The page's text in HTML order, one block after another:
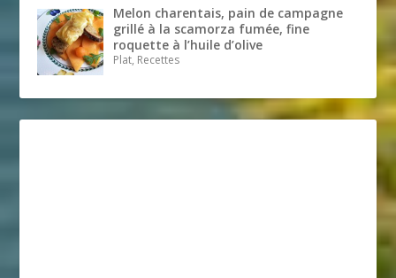
Melon charentais, pain de campagne
grillé à la scamorza fumée, fine
roquette à l’huile d’olive
Plat, Recettes